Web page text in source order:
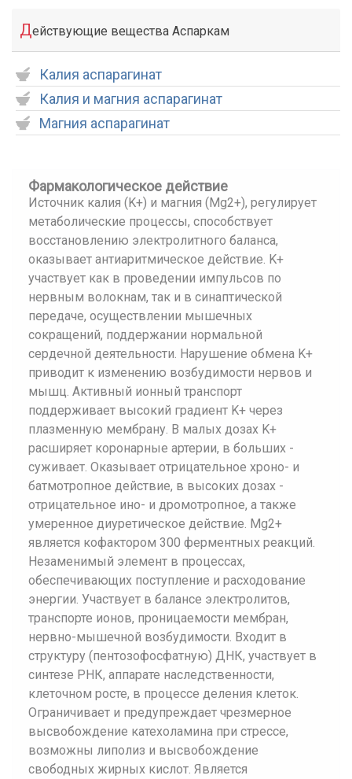
Действующие вещества Аспаркам
Калия аспарагинат
Калия и магния аспарагинат
Магния аспарагинат
Фармакологическое действие
Источник калия (K+) и магния (Mg2+), регулирует
метаболические процессы, способствует
восстановлению электролитного баланса,
оказывает антиаритмическое действие. K+
участвует как в проведении импульсов по
нервным волокнам, так и в синаптической
передаче, осуществлении мышечных
сокращений, поддержании нормальной
сердечной деятельности. Нарушение обмена K+
приводит к изменению возбудимости нервов и
мышц. Активный ионный транспорт
поддерживает высокий градиент K+ через
плазменную мембрану. В малых дозах K+
расширяет коронарные артерии, в больших -
суживает. Оказывает отрицательное хроно- и
батмотропное действие, в высоких дозах -
отрицательное ино- и дромотропное, а также
умеренное диуретическое действие. Mg2+
является кофактором 300 ферментных реакций.
Незаменимый элемент в процессах,
обеспечивающих поступление и расходование
энергии. Участвует в балансе электролитов,
транспорте ионов, проницаемости мембран,
нервно-мышечной возбудимости. Входит в
структуру (пентозофосфатную) ДНК, участвует в
синтезе РНК, аппарате наследственности,
клеточном росте, в процессе деления клеток.
Ограничивает и предупреждает чрезмерное
высвобождение катехоламина при стрессе,
возможны липолиз и высвобождение
свободных жирных кислот. Является